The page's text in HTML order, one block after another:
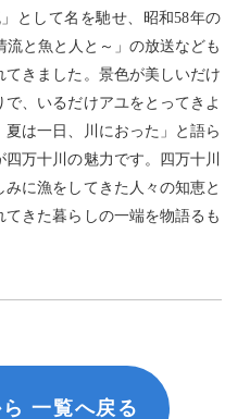
として名を馳せ、昭和58年の
と魚と人と～」の放送なども
きました。景色が美しいだけ
、いるだけアユをとってきよ
は一日、川におった」と語ら
万十川の魅力です。四万十川
に漁をしてきた人々の知恵と
きた暮らしの一端を物語るも
一覧へ戻る